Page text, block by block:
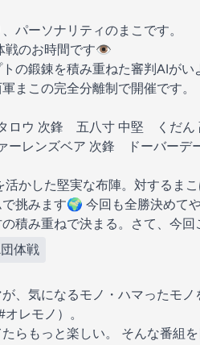
パーソナリティのまこです。
戦のお時間です👁️
の鍛錬を積み重ねた審判AIが
まこの完全分離制で開催です。
ロウ 次鋒 五八寸 中堅 くだ
ーレンズベア 次鋒 ドーバー
かした堅実な布陣。対するま
挑みます🌍 今回も全勝決めてや
積み重ねで決まる。さて、今
体戦
、気になるモノ・ハマったモ
レモノ）。
らもっと楽しい。 そんな番組を